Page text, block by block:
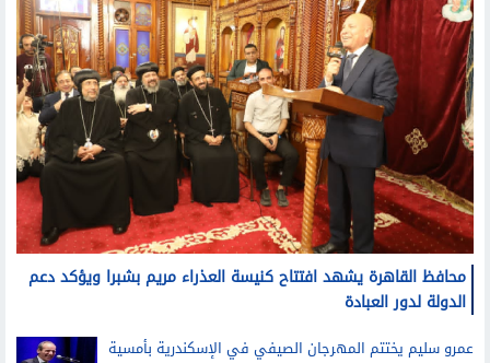
محافظ القاهرة يشهد افتتاح كنيسة العذراء مريم بشبرا ويؤكد دعم
الدولة لدور العبادة
عمرو سليم يختتم المهرجان الصيفي في الإسكندرية بأمسية